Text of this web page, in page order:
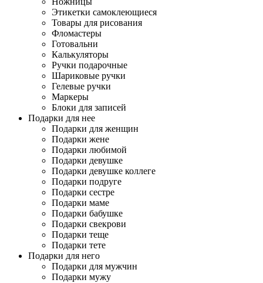
Этикетки самоклеющиеся
Товары для рисования
Фломастеры
Готовальни
Калькуляторы
Ручки подарочные
Шариковые ручки
Гелевые ручки
Маркеры
Блоки для записей
Подарки для нее
Подарки для женщин
Подарки жене
Подарки любимой
Подарки девушке
Подарки девушке коллеге
Подарки подруге
Подарки сестре
Подарки маме
Подарки бабушке
Подарки свекрови
Подарки теще
Подарки тете
Подарки для него
Подарки для мужчин
Подарки мужу